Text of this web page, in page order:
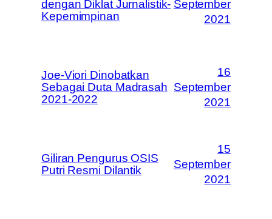
dengan Diklat Jurnalistik-
Kepemimpinan
September
2021
Joe-Viori Dinobatkan
Sebagai Duta Madrasah
2021-2022
16
September
2021
Giliran Pengurus OSIS
Putri Resmi Dilantik
15
September
2021